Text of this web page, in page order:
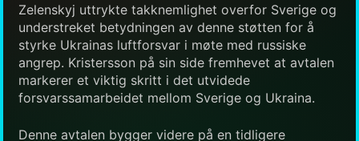
Zelenskyj uttrykte takknemlighet overfor Sverige og
understreket betydningen av denne støtten for å
styrke Ukrainas luftforsvar i møte med russiske
angrep. Kristersson på sin side fremhevet at avtalen
markerer et viktig skritt i det utvidede
forsvarssamarbeidet mellom Sverige og Ukraina.
Denne avtalen bygger videre på en tidligere